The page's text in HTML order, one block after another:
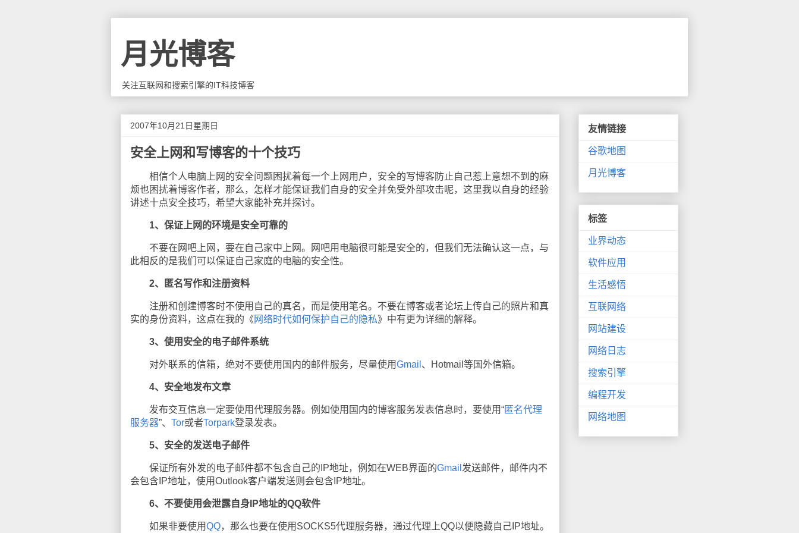
月光博客
关注互联网和搜索引擎的IT科技博客
2007年10月21日星期日
安全上网和写博客的十个技巧
相信个人电脑上网的安全问题困扰着每一个上网用户，安全的写博客防止自己惹上意想不到的麻
烦也困扰着博客作者，那么，怎样才能保证我们自身的安全并免受外部攻击呢，这里我以自身的经验
讲述十点安全技巧，希望大家能补充并探讨。
1、保证上网的环境是安全可靠的
不要在网吧上网，要在自己家中上网。网吧用电脑很可能是安全的，但我们无法确认这一点，与
此相反的是我们可以保证自己家庭的电脑的安全性。
2、匿名写作和注册资料
注册和创建博客时不使用自己的真名，而是使用笔名。不要在博客或者论坛上传自己的照片和真
实的身份资料，这点在我的《 网络时代如何保护自己的隐私》中有更为详细的解释。
3、使用安全的电子邮件系统
对外联系的信箱，绝对不要使用国内的邮件服务，尽量使用Gmail 、Hotmail等国外信箱。
4、安全地发布文章
发布交互信息一定要使用代理服务器。例如使用国内的博客服务发表信息时，要使用“匿名代理
服务器”、 Tor或者Torpark登录发表。
5、安全的发送电子邮件
保证所有外发的电子邮件都不包含自己的IP地址，例如在WEB界面的Gmail 发送邮件，邮件内不
会包含IP地址，使用Outlook客户端发送则会包含IP地址。
6、不要使用会泄露自身IP地址的QQ软件
如果非要使用QQ，那么也要在使用SOCKS5代理服务器，通过代理上QQ以便隐藏自己IP地址。
友情链接
谷歌地图
月光博客
标签
业界动态
软件应用
生活感悟
互联网络
网站建设
网络日志
搜索引擎
编程开发
网络地图